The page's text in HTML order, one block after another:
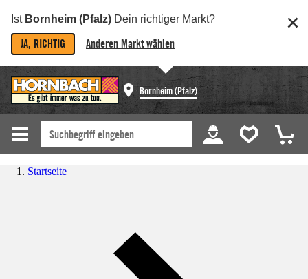
Ist Bornheim (Pfalz) Dein richtiger Markt?
JA, RICHTIG Anderen Markt wählen
Bornheim (Pfalz)
Startseite